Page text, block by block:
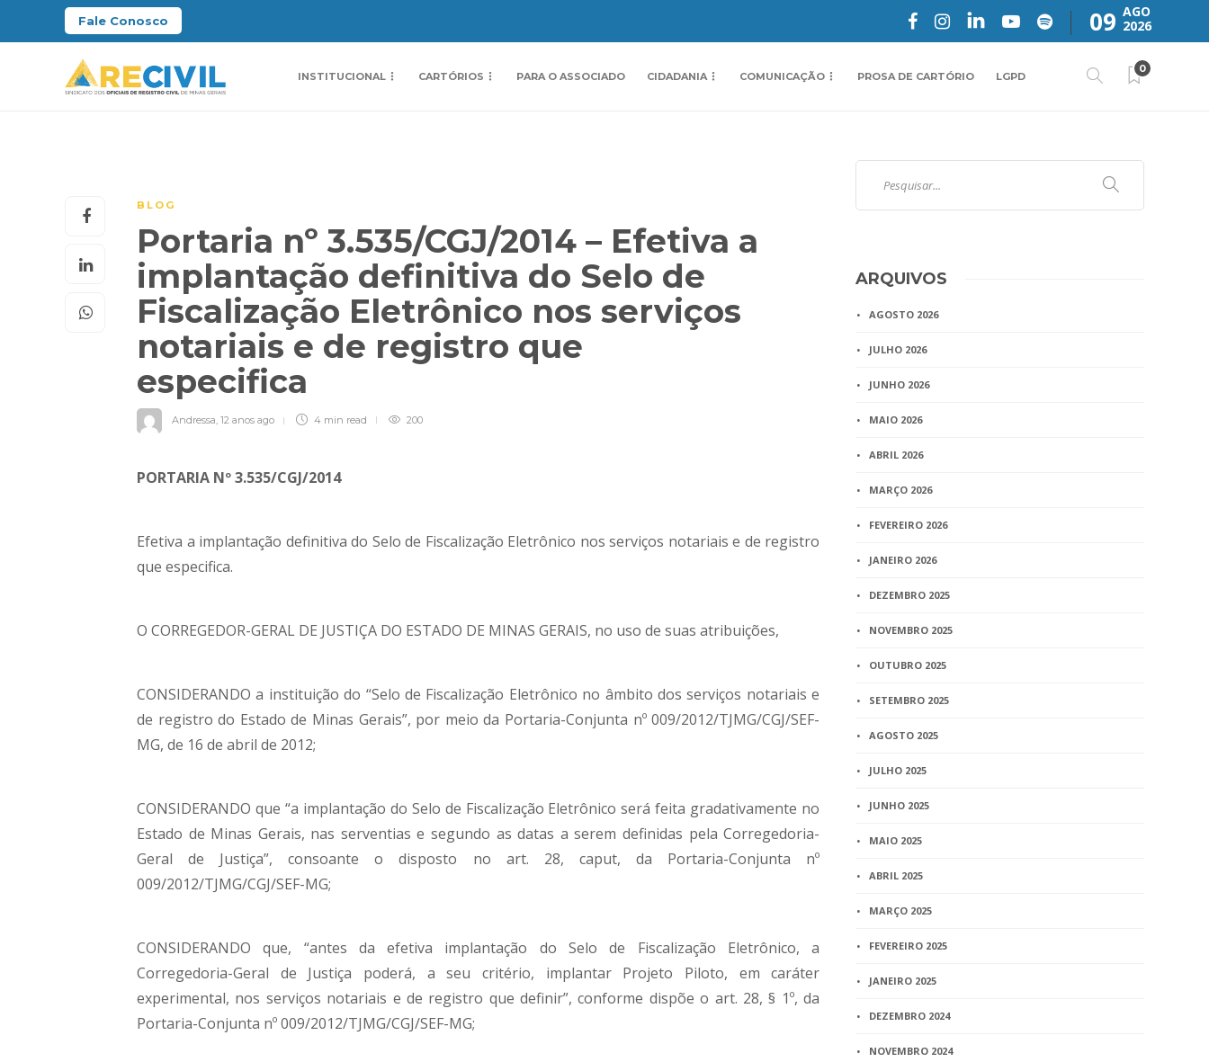
Fale Conosco 09 AGO
2026
INSTITUCIONAL CARTÓRIOS PARA O ASSOCIADO CIDADANIA COMUNICAÇÃO PROSA DE CARTÓRIO LGPD
0
BLOG
Portaria nº 3.535/CGJ/2014 – Efetiva a
implantação definitiva do Selo de
Fiscalização Eletrônico nos serviços
notariais e de registro que
especifica
Andressa, 12 anos ago 4 min read 200
PORTARIA Nº 3.535/CGJ/2014
Efetiva a implantação definitiva do Selo de Fiscalização Eletrônico nos serviços notariais e de registro
que especifica.
O CORREGEDOR-GERAL DE JUSTIÇA DO ESTADO DE MINAS GERAIS, no uso de suas atribuições,
CONSIDERANDO a instituição do “Selo de Fiscalização Eletrônico no âmbito dos serviços notariais e
de registro do Estado de Minas Gerais”, por meio da Portaria-Conjunta nº 009/2012/TJMG/CGJ/SEF-
MG, de 16 de abril de 2012;
CONSIDERANDO que “a implantação do Selo de Fiscalização Eletrônico será feita gradativamente no
Estado de Minas Gerais, nas serventias e segundo as datas a serem definidas pela Corregedoria-
Geral de Justiça”, consoante o disposto no art. 28, caput, da Portaria-Conjunta nº
009/2012/TJMG/CGJ/SEF-MG;
CONSIDERANDO que, “antes da efetiva implantação do Selo de Fiscalização Eletrônico, a
Corregedoria-Geral de Justiça poderá, a seu critério, implantar Projeto Piloto, em caráter
experimental, nos serviços notariais e de registro que definir”, conforme dispõe o art. 28, § 1º, da
Portaria-Conjunta nº 009/2012/TJMG/CGJ/SEF-MG;
ARQUIVOS
AGOSTO 2026
JULHO 2026
JUNHO 2026
MAIO 2026
ABRIL 2026
MARÇO 2026
FEVEREIRO 2026
JANEIRO 2026
DEZEMBRO 2025
NOVEMBRO 2025
OUTUBRO 2025
SETEMBRO 2025
AGOSTO 2025
JULHO 2025
JUNHO 2025
MAIO 2025
ABRIL 2025
MARÇO 2025
FEVEREIRO 2025
JANEIRO 2025
DEZEMBRO 2024
NOVEMBRO 2024